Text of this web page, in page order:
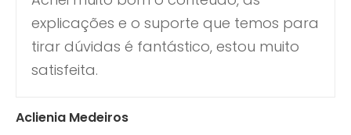
explicações e o suporte que temos para
tirar dúvidas é fantástico, estou muito
satisfeita.
Aclienia Medeiros